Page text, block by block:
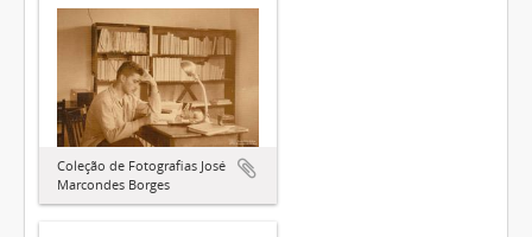
Coleção de Fotografias José
Marcondes Borges